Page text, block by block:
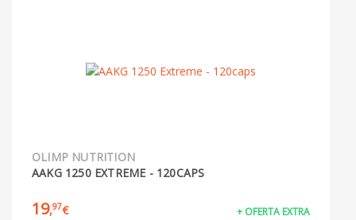
OLIMP NUTRITION
AAKG 1250 EXTREME - 120CAPS
19,97€ + OFERTA EXTRA